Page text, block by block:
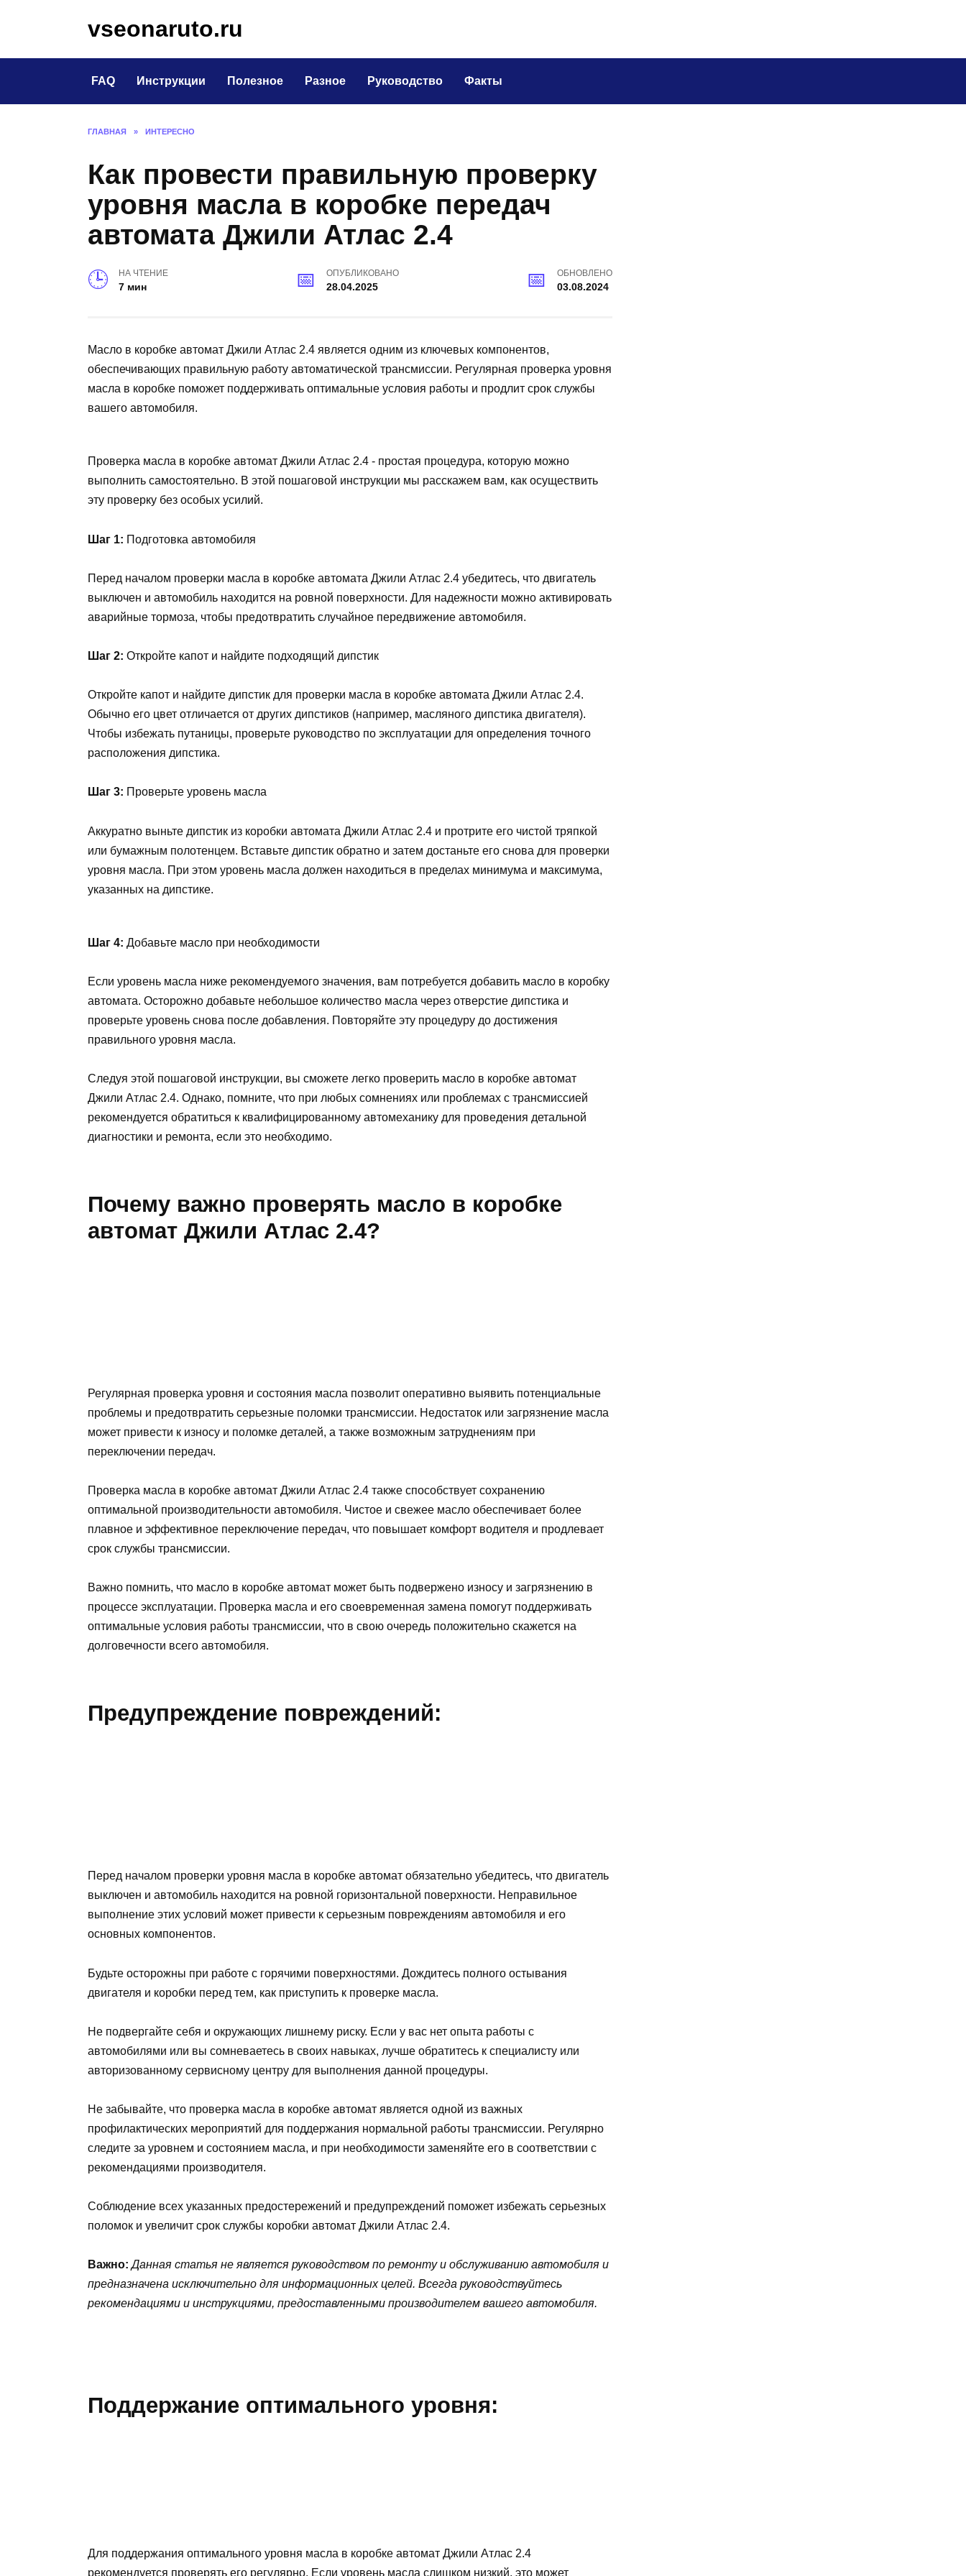
vseonaruto.ru
FAQ Инструкции Полезное Разное Руководство Факты
ГЛАВНАЯ » ИНТЕРЕСНО
Как провести правильную проверку
уровня масла в коробке передач
автомата Джили Атлас 2.4
НА ЧТЕНИЕ
7 мин
ОПУБЛИКОВАНО
28.04.2025
ОБНОВЛЕНО
03.08.2024
Масло в коробке автомат Джили Атлас 2.4 является одним из ключевых компонентов,
обеспечивающих правильную работу автоматической трансмиссии. Регулярная проверка уровня
масла в коробке поможет поддерживать оптимальные условия работы и продлит срок службы
вашего автомобиля.
Проверка масла в коробке автомат Джили Атлас 2.4 - простая процедура, которую можно
выполнить самостоятельно. В этой пошаговой инструкции мы расскажем вам, как осуществить
эту проверку без особых усилий.
Шаг 1: Подготовка автомобиля
Перед началом проверки масла в коробке автомата Джили Атлас 2.4 убедитесь, что двигатель
выключен и автомобиль находится на ровной поверхности. Для надежности можно активировать
аварийные тормоза, чтобы предотвратить случайное передвижение автомобиля.
Шаг 2: Откройте капот и найдите подходящий дипстик
Откройте капот и найдите дипстик для проверки масла в коробке автомата Джили Атлас 2.4.
Обычно его цвет отличается от других дипстиков (например, масляного дипстика двигателя).
Чтобы избежать путаницы, проверьте руководство по эксплуатации для определения точного
расположения дипстика.
Шаг 3: Проверьте уровень масла
Аккуратно выньте дипстик из коробки автомата Джили Атлас 2.4 и протрите его чистой тряпкой
или бумажным полотенцем. Вставьте дипстик обратно и затем достаньте его снова для проверки
уровня масла. При этом уровень масла должен находиться в пределах минимума и максимума,
указанных на дипстике.
Шаг 4: Добавьте масло при необходимости
Если уровень масла ниже рекомендуемого значения, вам потребуется добавить масло в коробку
автомата. Осторожно добавьте небольшое количество масла через отверстие дипстика и
проверьте уровень снова после добавления. Повторяйте эту процедуру до достижения
правильного уровня масла.
Следуя этой пошаговой инструкции, вы сможете легко проверить масло в коробке автомат
Джили Атлас 2.4. Однако, помните, что при любых сомнениях или проблемах с трансмиссией
рекомендуется обратиться к квалифицированному автомеханику для проведения детальной
диагностики и ремонта, если это необходимо.
Почему важно проверять масло в коробке
автомат Джили Атлас 2.4?
Регулярная проверка уровня и состояния масла позволит оперативно выявить потенциальные
проблемы и предотвратить серьезные поломки трансмиссии. Недостаток или загрязнение масла
может привести к износу и поломке деталей, а также возможным затруднениям при
переключении передач.
Проверка масла в коробке автомат Джили Атлас 2.4 также способствует сохранению
оптимальной производительности автомобиля. Чистое и свежее масло обеспечивает более
плавное и эффективное переключение передач, что повышает комфорт водителя и продлевает
срок службы трансмиссии.
Важно помнить, что масло в коробке автомат может быть подвержено износу и загрязнению в
процессе эксплуатации. Проверка масла и его своевременная замена помогут поддерживать
оптимальные условия работы трансмиссии, что в свою очередь положительно скажется на
долговечности всего автомобиля.
Предупреждение повреждений:
Перед началом проверки уровня масла в коробке автомат обязательно убедитесь, что двигатель
выключен и автомобиль находится на ровной горизонтальной поверхности. Неправильное
выполнение этих условий может привести к серьезным повреждениям автомобиля и его
основных компонентов.
Будьте осторожны при работе с горячими поверхностями. Дождитесь полного остывания
двигателя и коробки перед тем, как приступить к проверке масла.
Не подвергайте себя и окружающих лишнему риску. Если у вас нет опыта работы с
автомобилями или вы сомневаетесь в своих навыках, лучше обратитесь к специалисту или
авторизованному сервисному центру для выполнения данной процедуры.
Не забывайте, что проверка масла в коробке автомат является одной из важных
профилактических мероприятий для поддержания нормальной работы трансмиссии. Регулярно
следите за уровнем и состоянием масла, и при необходимости заменяйте его в соответствии с
рекомендациями производителя.
Соблюдение всех указанных предостережений и предупреждений поможет избежать серьезных
поломок и увеличит срок службы коробки автомат Джили Атлас 2.4.
Важно:Данная статья не является руководством по ремонту и обслуживанию автомобиля и
предназначена исключительно для информационных целей. Всегда руководствуйтесь
рекомендациями и инструкциями, предоставленными производителем вашего автомобиля.
Поддержание оптимального уровня:
Для поддержания оптимального уровня масла в коробке автомат Джили Атлас 2.4
рекомендуется проверять его регулярно. Если уровень масла слишком низкий, это может